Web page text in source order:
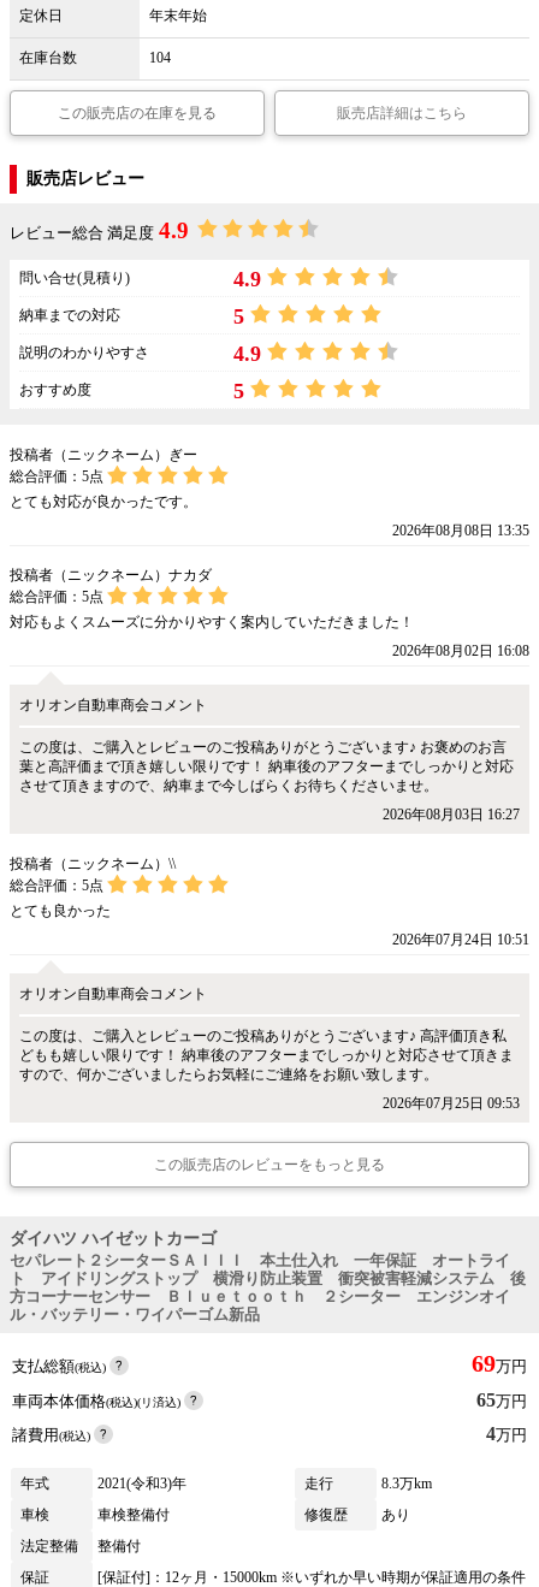
定休日 年末年始
在庫台数 104
この販売店の在庫を見る 販売店詳細はこちら
販売店レビュー
レビュー総合 満足度 4.9
問い合せ(見積り) 4.9
納車までの対応 5
説明のわかりやすさ 4.9
おすすめ度 5
投稿者（ニックネーム）ぎー
総合評価： 5点
とても対応が良かったです。
2026年08月08日 13:35
投稿者（ニックネーム）ナカダ
総合評価： 5点
対応もよくスムーズに分かりやすく案内していただきました！
2026年08月02日 16:08
オリオン自動車商会コメント
この度は、ご購入とレビューのご投稿ありがとうございます♪ お褒めのお言
葉と高評価まで頂き嬉しい限りです！ 納車後のアフターまでしっかりと対応
させて頂きますので、納車まで今しばらくお待ちくださいませ。
2026年08月03日 16:27
投稿者（ニックネーム）\\
総合評価： 5点
とても良かった
2026年07月24日 10:51
オリオン自動車商会コメント
この度は、ご購入とレビューのご投稿ありがとうございます♪ 高評価頂き私
どもも嬉しい限りです！ 納車後のアフターまでしっかりと対応させて頂きま
すので、何かございましたらお気軽にご連絡をお願い致します。
2026年07月25日 09:53
この販売店のレビューをもっと見る
ダイハツ ハイゼットカーゴ
セパレート２シーターＳＡＩＩＩ 本土仕入れ 一年保証 オートライ
ト アイドリングストップ 横滑り防止装置 衝突被害軽減システム 後
方コーナーセンサー Ｂｌｕｅｔｏｏｔｈ ２シーター エンジンオイ
ル・バッテリー・ワイパーゴム新品
支払総額(税込) 69万円
車両本体価格(税込)(リ済込) 65万円
諸費用(税込) 4万円
年式 2021(令和3)年 走行
8.3万km
車検
車検整備付 修復歴
あり
法定整備
整備付
保証
[保証付]：12ヶ月・15000km ※いずれか早い時期が保証適用の条件